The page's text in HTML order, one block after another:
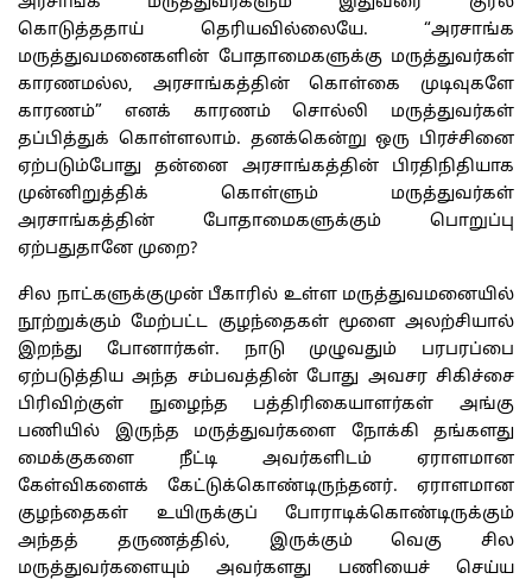
கொடுத்ததாய் தெரியவில்லையே. “அரசாங்க
மருத்துவமனைகளின் போதாமைகளுக்கு மருத்துவர்கள்
காரணமல்ல, அரசாங்கத்தின் கொள்கை முடிவுகளே
காரணம்” எனக் காரணம் சொல்லி மருத்துவர்கள்
தப்பித்துக் கொள்ளலாம். தனக்கென்று ஒரு பிரச்சினை
ஏற்படும்போது தன்னை அரசாங்கத்தின் பிரதிநிதியாக
முன்னிறுத்திக் கொள்ளும் மருத்துவர்கள்
அரசாங்கத்தின் போதாமைகளுக்கும் பொறுப்பு
ஏற்பதுதானே முறை?
சில நாட்களுக்குமுன் பீகாரில் உள்ள மருத்துவமனையில்
நூற்றுக்கும் மேற்பட்ட குழந்தைகள் மூளை அலற்சியால்
இறந்து போனார்கள். நாடு முழுவதும் பரபரப்பை
ஏற்படுத்திய அந்த சம்பவத்தின் போது அவசர சிகிச்சை
பிரிவிற்குள் நுழைந்த பத்திரிகையாளர்கள் அங்கு
பணியில் இருந்த மருத்துவர்களை நோக்கி தங்களது
மைக்குகளை நீட்டி அவர்களிடம் ஏராளமான
கேள்விகளைக் கேட்டுக்கொண்டிருந்தனர். ஏராளமான
குழந்தைகள் உயிருக்குப் போராடிக்கொண்டிருக்கும்
அந்தத் தருணத்தில், இருக்கும் வெகு சில
மருத்துவர்களையும் அவர்களது பணியைச் செய்ய